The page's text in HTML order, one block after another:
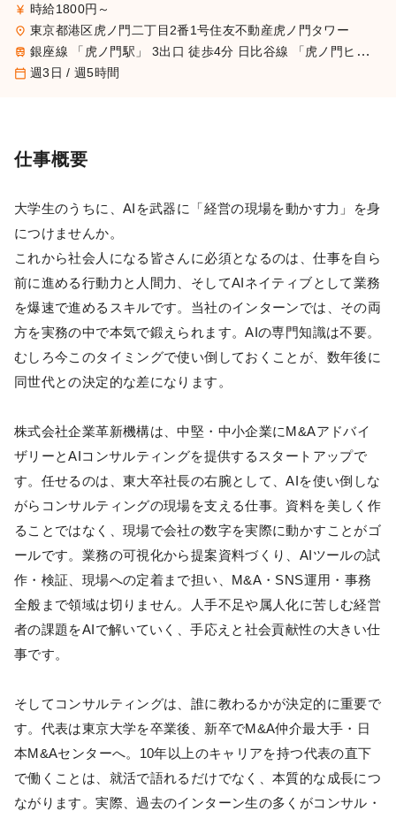
currency_yen 時給1800円～
place 東京都港区虎ノ門二丁目2番1号住友不動産虎ノ門タワー
train 銀座線 「虎ノ門駅」 3出口 徒歩4分 日比谷線 「虎ノ門ヒルズ駅」 A2出口 徒歩3分 銀座線 南北線 「溜池山王駅」 9出口 徒歩5分
calendar_today 週3日 / 週5時間
仕事概要
大学生のうちに、AIを武器に「経営の現場を動かす力」を身
につけませんか。
これから社会人になる皆さんに必須となるのは、仕事を自ら
前に進める行動力と人間力、そしてAIネイティブとして業務
を爆速で進めるスキルです。当社のインターンでは、その両
方を実務の中で本気で鍛えられます。AIの専門知識は不要。
むしろ今このタイミングで使い倒しておくことが、数年後に
同世代との決定的な差になります。
株式会社企業革新機構は、中堅・中小企業にM&Aアドバイ
ザリーとAIコンサルティングを提供するスタートアップで
す。任せるのは、東大卒社長の右腕として、AIを使い倒しな
がらコンサルティングの現場を支える仕事。資料を美しく作
ることではなく、現場で会社の数字を実際に動かすことがゴ
ールです。業務の可視化から提案資料づくり、AIツールの試
作・検証、現場への定着まで担い、M&A・SNS運用・事務
全般まで領域は切りません。人手不足や属人化に苦しむ経営
者の課題をAIで解いていく、手応えと社会貢献性の大きい仕
事です。
そしてコンサルティングは、誰に教わるかが決定的に重要で
す。代表は東京大学を卒業後、新卒でM&A仲介最大手・日
本M&Aセンターへ。10年以上のキャリアを持つ代表の直下
で働くことは、就活で語れるだけでなく、本質的な成長につ
ながります。実際、過去のインターン生の多くがコンサル・